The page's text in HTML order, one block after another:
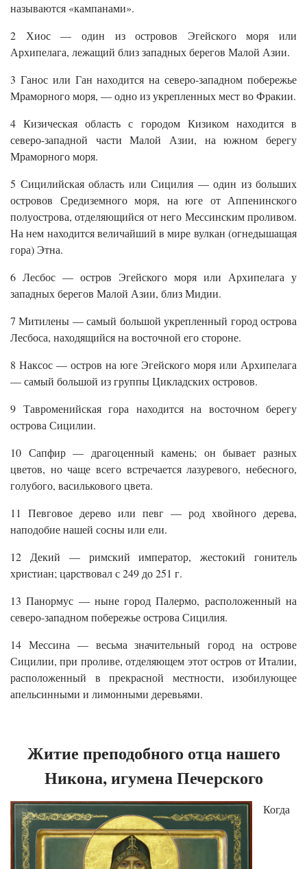
называются «кампанами».
2 Хиос — один из островов Эгейского моря или
Архипелага, лежащий близ западных берегов Малой Азии.
3 Ганос или Ган находится на северо-западном побережье
Мраморного моря, — одно из укрепленных мест во Фракии.
4 Кизическая область с городом Кизиком находится в
северо-западной части Малой Азии, на южном берегу
Мраморного моря.
5 Сицилийская область или Сицилия — один из больших
островов Средиземного моря, на юге от Аппенинского
полуострова, отделяющийся от него Мессинским проливом.
На нем находится величайший в мире вулкан (огнедышащая
гора) Этна.
6 Лесбос — остров Эгейского моря или Архипелага у
западных берегов Малой Азии, близ Мидии.
7 Митилены — самый большой укрепленный город острова
Лесбоса, находящийся на восточной его стороне.
8 Наксос — остров на юге Эгейского моря или Архипелага
— самый большой из группы Цикладских островов.
9 Тавроменийская гора находится на восточном берегу
острова Сицилии.
10 Сапфир — драгоценный камень; он бывает разных
цветов, но чаще всего встречается лазуревого, небесного,
голубого, василькового цвета.
11 Певговое дерево или певг — род хвойного дерева,
наподобие нашей сосны или ели.
12 Декий — римский император, жестокий гонитель
христиан; царствовал с 249 до 251 г.
13 Панормус — ныне город Палермо, расположенный на
северо-западном побережье острова Сицилия.
14 Мессина — весьма значительный город на острове
Сицилии, при проливе, отделяющем этот остров от Италии,
расположенный в прекрасной местности, изобилующее
апельсинными и лимонными деревьями.
Житие преподобного отца нашего
Никона, игумена Печерского
Когда